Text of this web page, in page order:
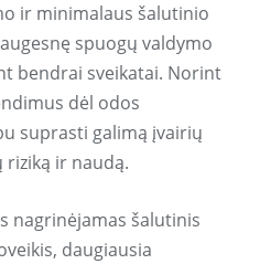
ir minimalaus šalutinio
spuogų valdymo
bendrai sveikatai. Norint
dėl odos
suprasti galimą įvairių
ir naudą.
nagrinėjamas šalutinis
daugiausia